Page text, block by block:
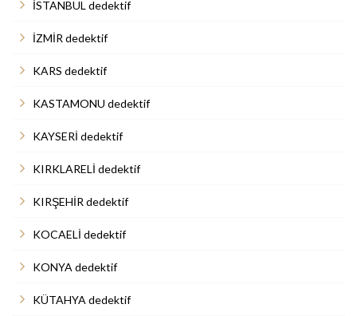
İSTANBUL dedektif
İZMİR dedektif
KARS dedektif
KASTAMONU dedektif
KAYSERİ dedektif
KIRKLARELİ dedektif
KIRŞEHİR dedektif
KOCAELİ dedektif
KONYA dedektif
KÜTAHYA dedektif